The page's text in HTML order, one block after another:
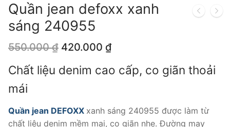
Quần jean defoxx xanh
sáng 240955
550.000₫ Giá
là:
550.000 ₫.
420.000 ₫Giá
tại
là:
Chất liệu denim cao cấp, co giãn thoải
mái
Quần jean DEFOXX xanh sáng 240955 được làm từ
chất liệu denim mềm mại, co giãn nhẹ. Đường may